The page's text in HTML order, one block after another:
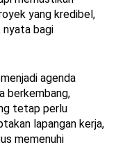
yang kredibel,
nyata bagi
agenda
berkembang,
tetap perlu
lapangan kerja,
memenuhi